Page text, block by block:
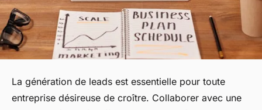
La génération de leads est essentielle pour toute
entreprise désireuse de croître. Collaborer avec une